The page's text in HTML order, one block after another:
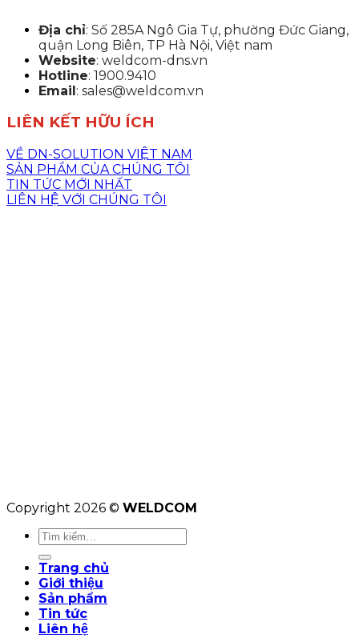
Địa chỉ: Số 285A Ngô Gia Tự, phường Đức Giang,
quận Long Biên, TP Hà Nội, Việt nam
Website: weldcom-dns.vn
Hotline: 1900.9410
Email: sales@weldcom.vn
LIÊN KẾT HỮU ÍCH
VỀ DN-SOLUTION VIỆT NAM
SẢN PHẨM CỦA CHÚNG TÔI
TIN TỨC MỚI NHẤT
LIÊN HỆ VỚI CHÚNG TÔI
Copyright 2026 © WELDCOM
Tìm
Trang chủ
Giới thiệu
Sản phẩm
Tin tức
Liên hệ